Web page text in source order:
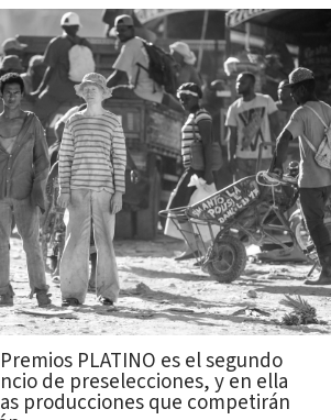
PLATINO es el segundo
de preselecciones, y en ella
producciones que competirán